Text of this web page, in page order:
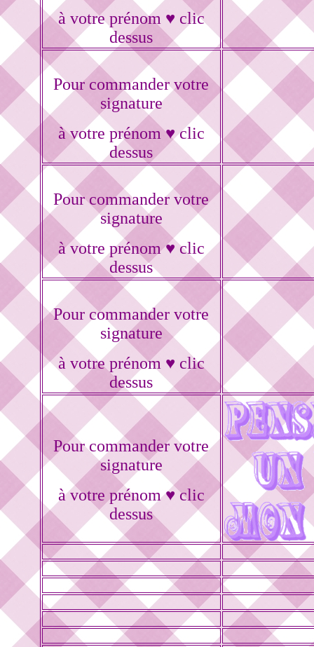
à votre prénom ♥ clic
dessus
Pour commander votre
signature
à votre prénom ♥ clic
dessus
Pour commander votre
signature
à votre prénom ♥ clic
dessus
Pour commander votre
signature
à votre prénom ♥ clic
dessus
Pour commander votre
signature
à votre prénom ♥ clic
dessus